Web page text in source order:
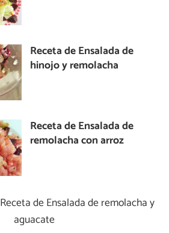
Receta de Ensalada de
hinojo y remolacha
Receta de Ensalada de
remolacha con arroz
Receta de Ensalada de remolacha y
aguacate